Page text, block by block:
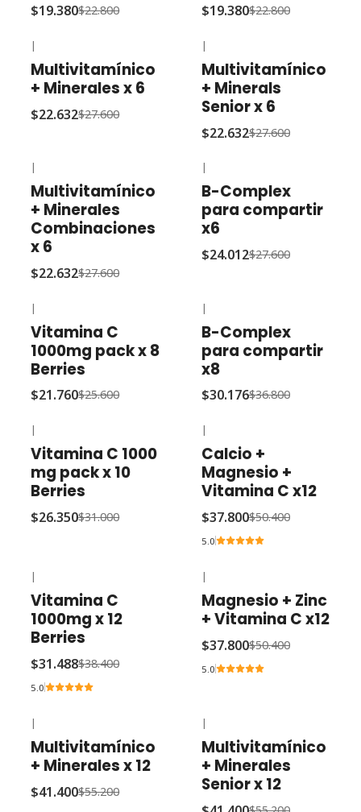
$19.380$22.800 $19.380$22.800
|
Multivitamínico
+ Minerales x 6
$22.632$27.600
|
Multivitamínico
+ Minerals
Senior x 6
$22.632$27.600
|
Multivitamínico
+ Minerales
Combinaciones
x 6
$22.632$27.600
|
B-Complex
para compartir
x6
$24.012$27.600
|
Vitamina C
1000mg pack x 8
Berries
$21.760$25.600
|
B-Complex
para compartir
x8
$30.176$36.800
|
Vitamina C 1000
mg pack x 10
Berries
$26.350$31.000
|
Calcio +
Magnesio +
Vitamina C x12
$37.800$50.400
5.0
|
Vitamina C
1000mg x 12
Berries
$31.488$38.400
5.0
|
Magnesio + Zinc
+ Vitamina C x12
$37.800$50.400
5.0
|
Multivitamínico
+ Minerales x 12
$41.400$55.200
|
Multivitamínico
+ Minerales
Senior x 12